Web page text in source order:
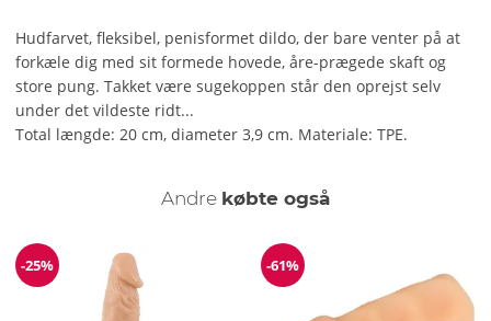
Hudfarvet, fleksibel, penisformet dildo, der bare venter på at
forkæle dig med sit formede hovede, åre-prægede skaft og
store pung. Takket være sugekoppen står den oprejst selv
under det vildeste ridt...
Total længde: 20 cm, diameter 3,9 cm. Materiale: TPE.
Andre købte også
Rabat
-25% Rabat
-61%